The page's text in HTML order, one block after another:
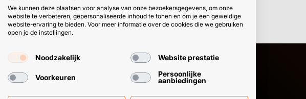
HULP OF ADVIES NODIG?
We kunnen deze plaatsen voor analyse van onze bezoekersgegevens, om onze
website te verbeteren, gepersonaliseerde inhoud te tonen en om je een geweldige
website-ervaring te bieden. Voor meer informatie over de cookies die we gebruiken
open je de instellingen.
Noodzakelijk Website prestatie
Voorkeuren
Persoonlijke
aanbiedingen